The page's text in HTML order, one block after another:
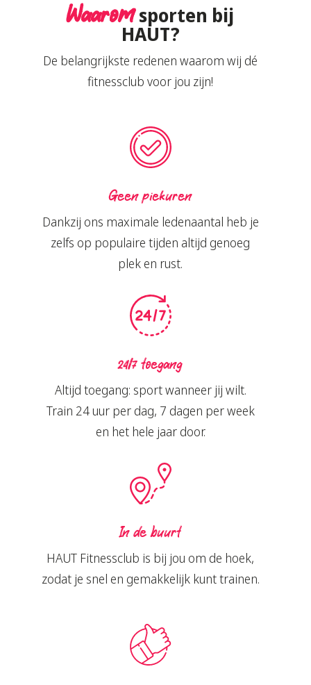
Waaromsporten bij
HAUT?
De belangrijkste redenen waarom wij dé
fitnessclub voor jou zijn!
Geen piekuren
Dankzij ons maximale ledenaantal heb je
zelfs op populaire tijden altijd genoeg
plek en rust.
24/7 toegang
Altijd toegang: sport wanneer jij wilt.
Train 24 uur per dag, 7 dagen per week
en het hele jaar door.
In de buurt
HAUT Fitnessclub is bij jou om de hoek,
zodat je snel en gemakkelijk kunt trainen.